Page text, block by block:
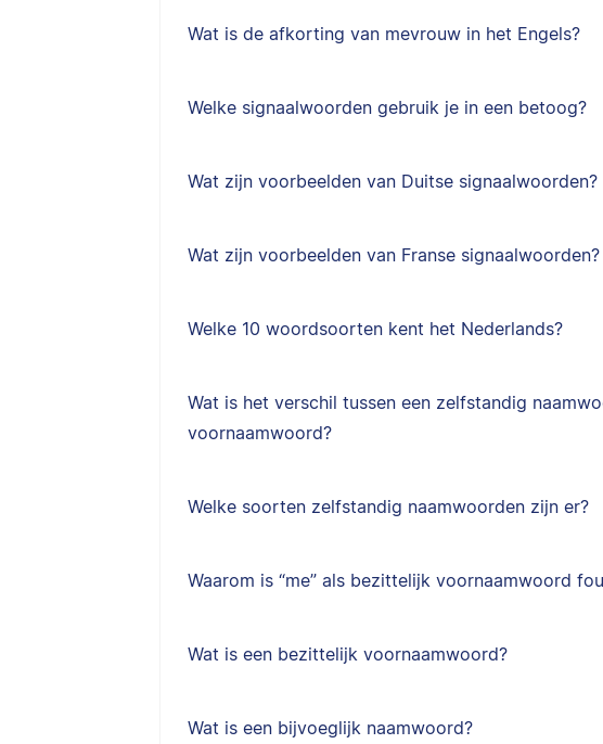
Wat is de afkorting van mevrouw in het Engels?
Welke signaalwoorden gebruik je in een betoog?
Wat zijn voorbeelden van Duitse signaalwoorden?
Wat zijn voorbeelden van Franse signaalwoorden?
Welke 10 woordsoorten kent het Nederlands?
Wat is het verschil tussen een zelfstandig
voornaamwoord?
Welke soorten zelfstandig naamwoorden zijn er?
Waarom is “me” als bezittelijk voornaamwoord
Wat is een bezittelijk voornaamwoord?
Wat is een bijvoeglijk naamwoord?